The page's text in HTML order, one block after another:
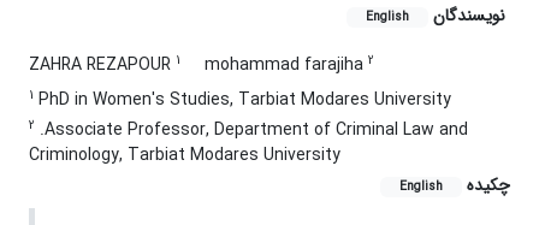
نویسندگان English
ZAHRA REZAPOUR 1 mohammad farajiha 2
1 PhD in Women's Studies, Tarbiat Modares University
2 .Associate Professor, Department of Criminal Law and
Criminology, Tarbiat Modares University
چکیده
English